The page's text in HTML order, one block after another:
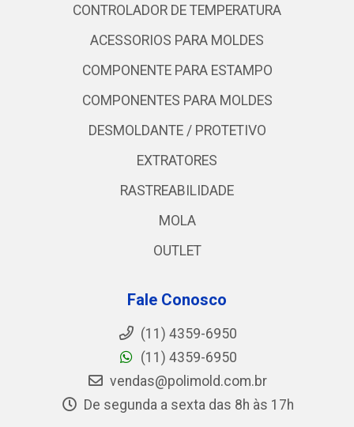
CONTROLADOR DE TEMPERATURA
ACESSORIOS PARA MOLDES
COMPONENTE PARA ESTAMPO
COMPONENTES PARA MOLDES
DESMOLDANTE / PROTETIVO
EXTRATORES
RASTREABILIDADE
MOLA
OUTLET
Fale Conosco
(11) 4359-6950
(11) 4359-6950
vendas@polimold.com.br
De segunda a sexta das 8h às 17h